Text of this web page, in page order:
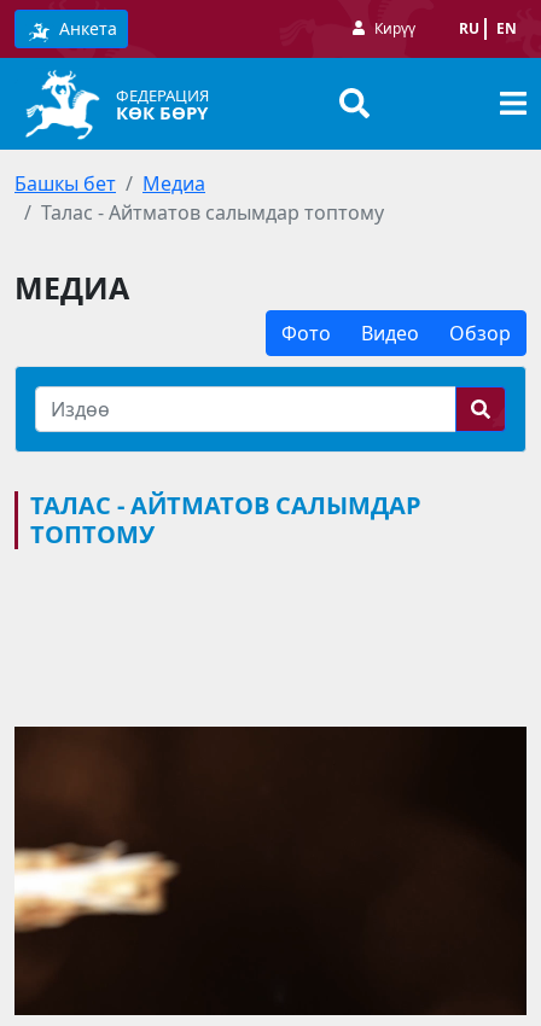
Анкета Кирүү RU EN
ФЕДЕРАЦИЯ
КӨК БӨРҮ
Башкы бет
Медиа
Талас - Айтматов салымдар топтому
МЕДИА
Фото Видео Обзор
ТАЛАС - АЙТМАТОВ САЛЫМДАР
ТОПТОМУ